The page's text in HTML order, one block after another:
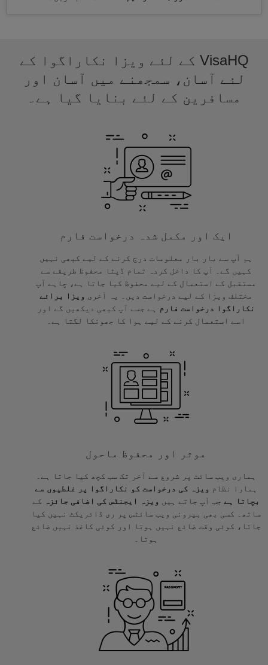
VisaHQ کے لئے ویزا نکاراگوا کے
لئے آسان، سمجھنے میں آسان اور
مسافرین کے لئے بنایا گیا ہے۔
ایک اور مکمل شدہ درخواست فارم
ہم آپ سے بار بار معلومات درج کرنے کے لیے کبھی نہیں
کہیں گے۔ آپ کا داخل کردہ تمام ڈیٹا محفوظ طریقے سے
مستقبل کے استعمال کے لیے محفوظ کیا جاتا ہے، چاہے آپ
مختلف ویزا کے لیے درخواست دیں۔ یہ آخری ویزا برائے
نکاراگوا درخواست فارم
ہے جسے آپ کبھی دیکھیں گے اور
اسے استعمال کرنے کے لیے ہوا کا جھونکا لگتا ہے۔
موثر اور محفوظ ماحول
ہماری ویب سائٹ پر شروع سے آخر تک سب کچھ کیا جاتا ہے۔
ہمارا نظام ویزہ کی درخواست کو نکاراگوا پر غلطیوں سے
بچاتا ہے جب آپ جاتے ہیں ویزہ ایجنٹس کی اضافی جائزہ
کے
ساتھ۔ کسی بھی بیرونی ویب سائٹس پر ری ڈائریکٹ نہیں کیا
جاتا، کوئی وقت ضائع نہیں ہوتا اور کوئی کاغذ نہیں ضائع
ہوتا۔